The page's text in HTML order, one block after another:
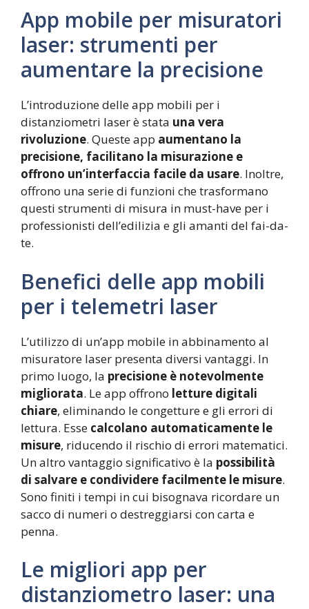
App mobile per misuratori
laser: strumenti per
aumentare la precisione
L’introduzione delle app mobili per i
distanziometri laser è stata una vera
rivoluzione. Queste app aumentano la
precisione, facilitano la misurazione e
offrono un’interfaccia facile da usare. Inoltre,
offrono una serie di funzioni che trasformano
questi strumenti di misura in must-have per i
professionisti dell’edilizia e gli amanti del fai-da-
te.
Benefici delle app mobili
per i telemetri laser
L’utilizzo di un’app mobile in abbinamento al
misuratore laser presenta diversi vantaggi. In
primo luogo, la precisione è notevolmente
migliorata. Le app offrono letture digitali
chiare, eliminando le congetture e gli errori di
lettura. Esse calcolano automaticamente le
misure, riducendo il rischio di errori matematici.
Un altro vantaggio significativo è la possibilità
di salvare e condividere facilmente le misure.
Sono finiti i tempi in cui bisognava ricordare un
sacco di numeri o destreggiarsi con carta e
penna.
Le migliori app per
distanziometro laser: una